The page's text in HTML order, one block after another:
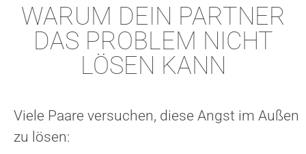
WARUM DEIN PARTNER
DAS PROBLEM NICHT
LÖSEN KANN
Viele Paare versuchen, diese Angst im Außen
zu lösen: